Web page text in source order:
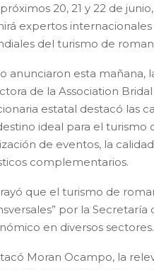
20, 21 y 22 de
expertos
del turismo de
anunciaron esta mañana,
de la Association
estatal destacó las
ideal para el turismo
de eventos, la
complementarios.
que el turismo de
por la
en diversos sectores.
Moran Ocampo, la